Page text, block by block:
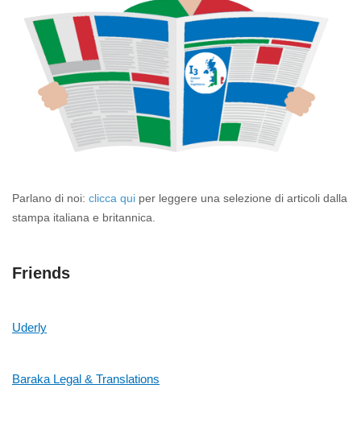
Parlano di noi: clicca qui per leggere una selezione di articoli dalla
stampa italiana e britannica.
Friends
Uderly
Baraka Legal & Translations